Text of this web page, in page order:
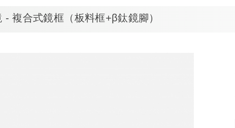
- 複合式鏡框（板料框+β鈦鏡腳）